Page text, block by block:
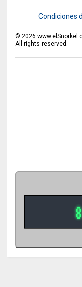
Condiciones
© 2026
All rights reserved.